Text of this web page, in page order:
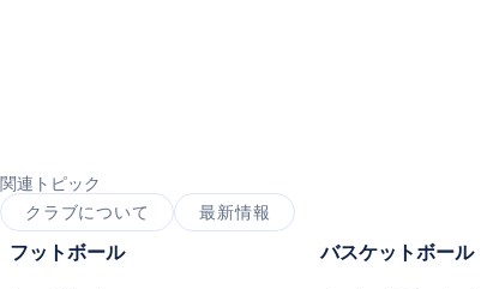
関連トピック
クラブについて
最新情報
フットボール バスケットボール